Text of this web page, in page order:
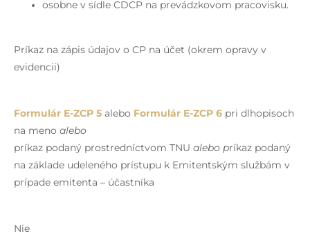
osobne v sídle CDCP na prevádzkovom pracovisku.
Príkaz na zápis údajov o CP na účet (okrem opravy v
evidencii)
Formulár E-ZCP 5 alebo Formulár E-ZCP 6 pri dlhopisoch
na meno alebo
príkaz podaný prostredníctvom TNU alebo príkaz podaný
na základe udeleného prístupu k Emitentským službám v
prípade emitenta – účastníka
Nie